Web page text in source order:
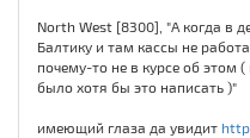
North West [8300], "А когда в
Балтику и там кассы не
почему-то не в курсе об этом
было хотя бы это написать )"
имеющий глаза да увидит